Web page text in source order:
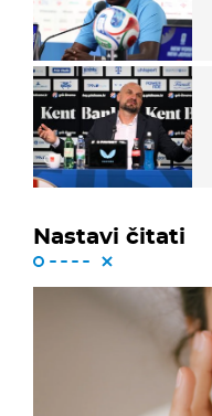
Nastavi čitati